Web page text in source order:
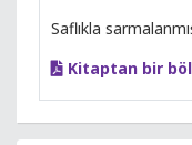
Saflıkla
Kitaptan bir